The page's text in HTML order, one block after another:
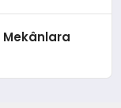
Mekânlara